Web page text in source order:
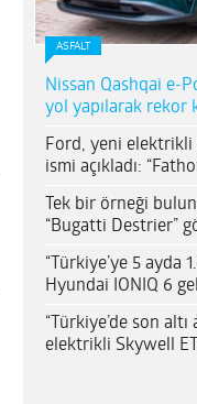
ASFALT
Nissan Qashqai e-
yol yapılarak rekor
Ford, yeni
ismi açıkladı:
Tek bir örneği
“Bugatti Destrier”
“Türkiye’ye 5 ayda
Hyundai IONIQ 6
“Türkiye’de son altı
elektrikli Skywell